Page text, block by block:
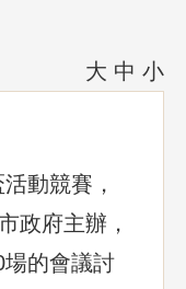
大 中 小
動競賽，
政府主辦，
的會議討